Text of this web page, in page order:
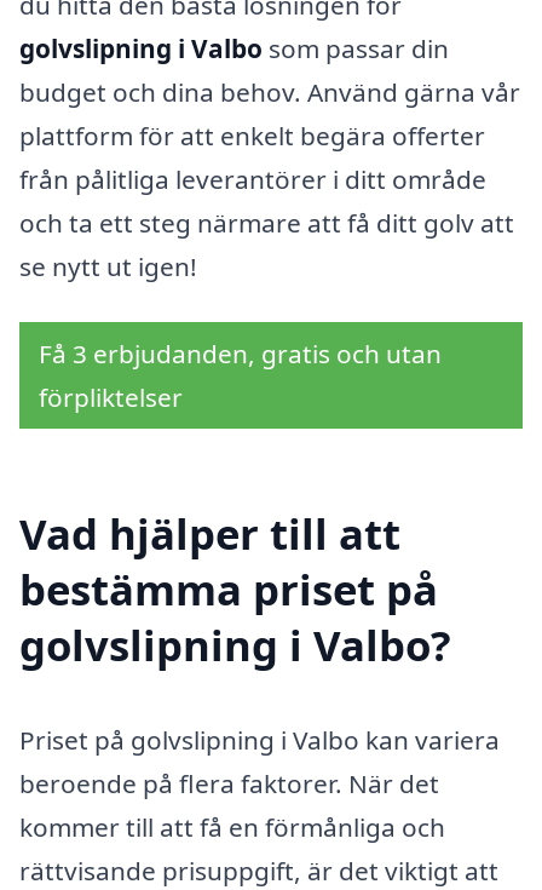
golvslipning i Valbo som passar din
budget och dina behov. Använd gärna vår
plattform för att enkelt begära offerter
från pålitliga leverantörer i ditt område
och ta ett steg närmare att få ditt golv att
se nytt ut igen!
Få 3 erbjudanden, gratis och utan
förpliktelser
Vad hjälper till att
bestämma priset på
golvslipning i Valbo?
Priset på golvslipning i Valbo kan variera
beroende på flera faktorer. När det
kommer till att få en förmånliga och
rättvisande prisuppgift, är det viktigt att